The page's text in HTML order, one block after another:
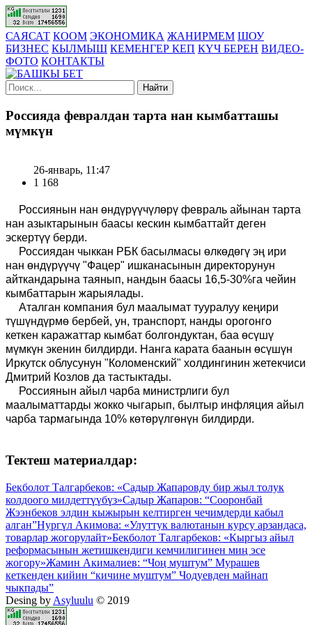
САЯСАТ КООМ ЭКОНОМИКА ЖАНИРМЕМ ШОУ
БИЗНЕС КЫЛМЫШ КЕМЕНГЕР КЕП КҮЧ БЕРЕН ВИДЕО-
ФОТО КОНТАКТЫ
Найти
Россияда февралдан тарта нан кымбатташы
мүмкүн
26-январь, 11:47
1 168
Россиянын нан өндүрүүчүлөрү февраль айынан тарта
нан азыктарынын баасы кескин кымбаттайт деген
эскертүү берди.
Россиядан чыккан РБК басылмасы өлкөдөгү эң ири
нан өндүрүүчү "Фацер" ишканасынын директорунун
айткандарына таянып, нандын баасы 16,5-30%га чейин
кымбаттарын жарыялады.
Аталган компания бул маалымат тууралуу кеңири
түшүндүрмө бербей, ун, транспорт, нанды орогонго
кеткен каражаттар кымбат болгондуктан, баа өсүшү
мүмкүн экенин билдирди. Нанга карата баанын өсүшүн
Иркутск облусунун "Коломенский" холдингинин жетекчиси
Дмитрий Козлов да тастыктады.
Россиянын айыл чарба министрлиги бул
маалыматтарды жокко чыгарып, былтыр инфляция айыл
чарба тармагында 10% көтөрүлгөнүн билдирди.
Тектеш материалдар:
Бекболот Талгарбеков: «Садыр Жапаровду бир жыл толук
колдоого милдеттүүбүз»Садыр Жапаров: “Сооронбай
Жээнбеков элдин кыжырын келтирген чечимдерди кабыл
алган”Нургүл Акимова: «Улуттук валютанын курсу арзандаса,
товарлар жогорулайт»Бекболот Талгарбеков: «Кыргыз айыл
реформасынын жетишкендиги кемчилигинен миң эсе
жогору»Жамин Акималиев: “Чоң муштум” Мурашев
кеткенден кийин “кичине муштум” Чодуевден майнап
чыкпады”
Desing by Asyluulu © 2019